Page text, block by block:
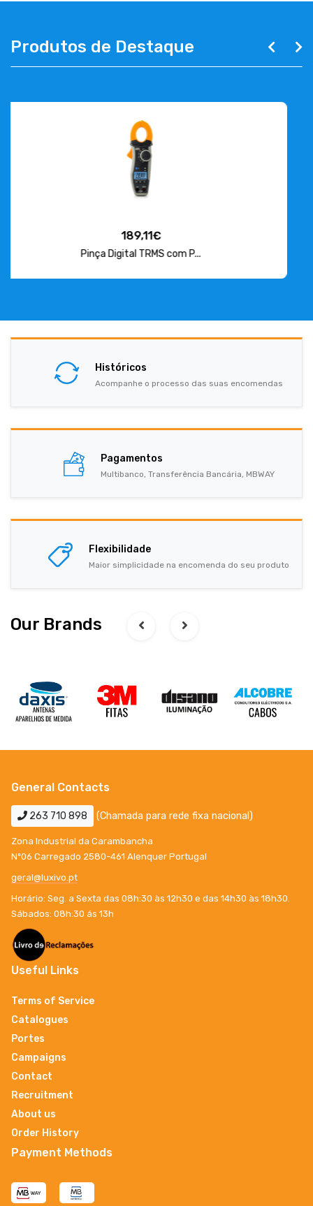
Produtos de Destaque
15,38€
Armadura Estanque para L...
Históricos
Acompanhe o processo das suas encomendas
Pagamentos
Multibanco, Transferência Bancária, MBWAY
Flexibilidade
Maior simplicidade na encomenda do seu produto
Our Brands
General Contacts
263 710 898 (Chamada para rede fixa nacional)
Zona Industrial da Carambancha
Nº06 Carregado 2580-461 Alenquer Portugal
geral@luxivo.pt
Horário: Seg. a Sexta das 08h:30 às 12h30 e das 14h30 às 18h30.
Sábados: 08h:30 ás 13h
Useful Links
Terms of Service
Catalogues
Portes
Campaigns
Contact
Recruitment
About us
Order History
Payment Methods